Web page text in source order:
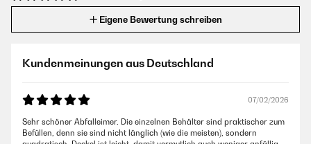
Eigene Bewertung schreiben
Kundenmeinungen aus Deutschland
07/02/2026
Sehr schöner Abfalleimer. Die einzelnen Behälter sind praktischer zum
Befüllen, denn sie sind nicht länglich (wie die meisten), sondern